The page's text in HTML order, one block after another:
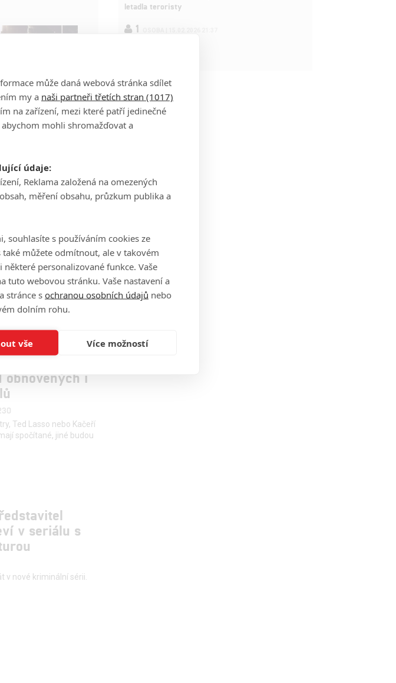
už nějakou dobu
pobavit.
obchod s
napínavý
seriál, jenž inspirovaly
krize.
obnovených i
Ted Lasso nebo Kačeří
spočítané, jiné budou
v seriálu s
v nové kriminální sérii.
letadla teroristy
1
může daná webová stránka sdílet
my a naši partneři třetích stran (1017)
na zařízení, mezi které patří jedinečné
mohli shromažďovat a
údaje:
Reklama založená na omezených
měření obsahu, průzkum publika a
souhlasíte s používáním cookies ze
můžete odmítnout, ale v takovém
personalizované funkce. Vaše
tuto webovou stránku. Vaše nastavení a
stránce s ochranou osobních údajů nebo
dolním rohu.
vše Více možností